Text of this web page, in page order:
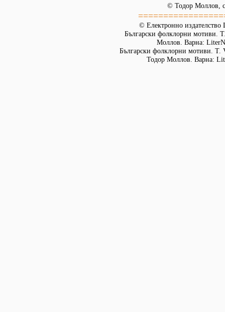
© Тодор Моллов,
© Електронно издателство
Български фолклорни мотиви.
Моллов. Варна:
Български фолклорни мотиви.
Тодор Моллов. Варна: